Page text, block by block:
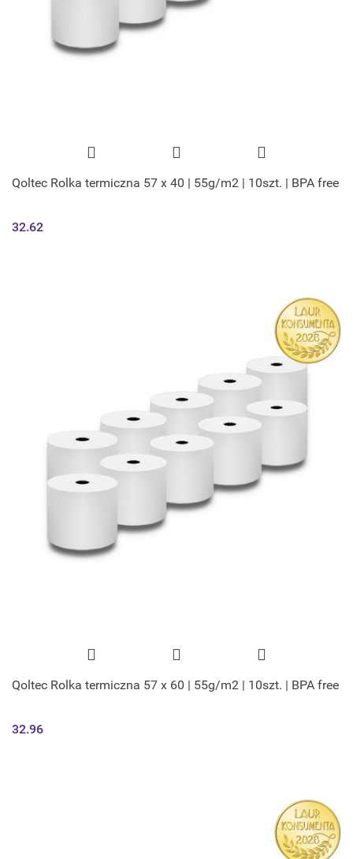
Qoltec Rolka termiczna 57 x 40 | 55g/m2 | 10szt. | BPA free
32.62
Qoltec Rolka termiczna 57 x 60 | 55g/m2 | 10szt. | BPA free
32.96